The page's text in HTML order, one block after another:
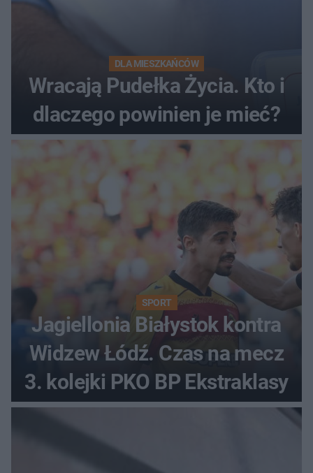
DLA MIESZKAŃCÓW
Wracają Pudełka Życia. Kto i
dlaczego powinien je mieć?
SPORT
Jagiellonia Białystok kontra
Widzew Łódź. Czas na mecz
3. kolejki PKO BP Ekstraklasy